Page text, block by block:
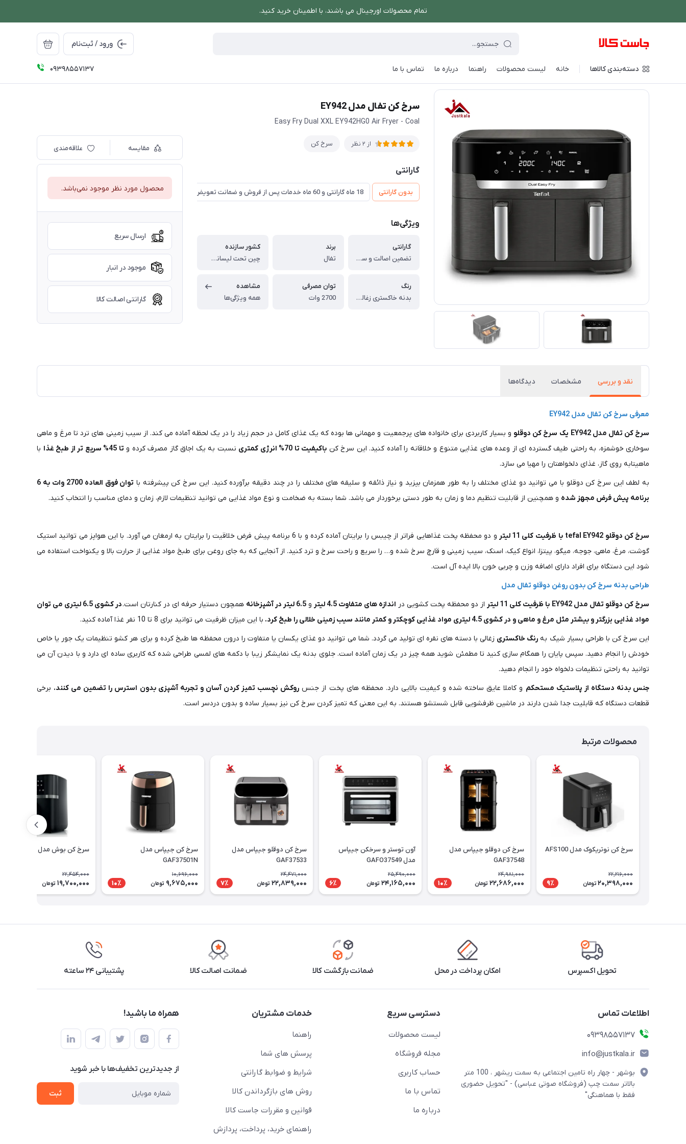
تمام محصولات اورجینال می باشند، با اطمینان خرید کنید.
ورود / ثبت‌نام
دسته‌بندی کالاها خانه لیست محصولات راهنما درباره ما تماس با ما 09398557137
فروشگاه اینترنتی جاست کالا پخت و پز سرخ کن سرخ کن تفال مدل EY942
سرخ کن تفال مدل EY942
Easy Fry Dual XXL EY942HG0 Air Fryer - Coal
از 2 نظر سرخ کن
گارانتی
بدون گارانتی 18 ماه گارانتی و 60 ماه خدمات پس از فروش و ضمانت تعویض
ویژگی‌ها
گارانتی
تضمین اصالت و سلامت کالا (اورجینال)
برند
تفال
کشور سازنده
چین تحت لیسانس فرانسه
رنگ
بدنه خاکستری زغالی ، دسته های نقره ای
توان مصرفی
2700 وات
مشاهده
همه ویژگی‌ها
مقایسه علاقه‌مندی
محصول مورد نظر موجود نمی‌باشد.
ارسال سریع
موجود در انبار
گارانتی اصالت کالا
نقد و بررسی مشخصات دیدگاه‌ها
معرفی سرخ کن تفال مدل EY942
سرخ کن تفال مدل EY942
یک سرخ کن دوقلو و بسیار کاربردی برای خانواده های پرجمعیت و مهمانی ها بوده که یک غذای کامل در حجم زیاد را در یک لحظه آماده می کند. از سیب‌ زمینی‌ های ترد تا مرغ و ماهی
سوخاری خوشمزه، به راحتی طیف گسترده‌ ای از وعده‌ های غذایی متنوع و خلاقانه را آماده کنید. این سرخ کن باکیفیت تا 70% انرژی کمتری نسبت به یک اجاق گاز مصرف کرده و تا 45% سریع تر از طبخ غذا
با
ماهیتابه روی گاز، غذای دلخواهتان را مهیا می سازد.
به لطف این سرخ کن دوقلو با می توانید دو غذای مختلف را به طور همزمان بپزید و نیاز ذائقه و سلیقه های مختلف را در چند دقیقه برآورده کنید. این سرخ کن پیشرفته با توان فوق العاده 2700 وات
به 6
برنامه پیش فرض مجهز شده و همچنین از قابلیت تنظیم دما و زمان به طور دستی برخوردار می باشد. شما بسته به ضخامت و نوع مواد غذایی می توانید تنظیمات لازم، زمان و دمای مناسب را انتخاب کنید.
سرخ کن دوقلو tefal EY942 با ظرفیت کلی 11 لیتر
و دو محفظه پخت غذاهایی فراتر از چیبس را برایتان آماده کرده و با 6 برنامه پیش فرض خلاقیت را برایتان به ارمغان می آورد. با این هواپز می توانید استیک
گوشت، مرغ، ماهی، جوجه، میگو، پیتزا، انواع کیک، اسنک، سیب زمینی و قارچ سرخ شده و… را سریع و راحت سرخ و ترد کنید. از آنجایی که به جای روغن برای طبخ مواد غذایی از حرارت بالا و یکنواخت استفاده می
شود این دستگاه برای افراد دارای اضافه وزن و چربی خون بالا ایده آل است.
طراحی بدنه سرخ کن بدون روغن دوقلو تفال مدل
سرخ کن دوقلو تفال مدل EY942
با ظرفیت کلی 11 لیتر از دو محفظه پخت کشویی در اندازه های متفاوت 4.5 لیتر و 6.5 لیتر در آشپزخانه همچون دستیار حرفه ای در کنارتان است.
در کشوی 6.5 لیتری می توان
مواد غذایی بزرگتر و بیشتر مثل مرغ و ماهی و در کشوی 4.5 لیتری مواد غذایی کوچکتر و کمتر مانند سیب زمینی خلالی را طبخ کرد.
با این میزان ظرفیت می توانید برای 8 تا 10 نفر غذا آماده کنید.
این سرخ کن با طراحی بسیار شیک به رنگ خاکستری زغالی با دسته های نقره ای تولید می گردد. شما می توانید دو غذای یکسان یا متفاوت را درون محفظه ها طبخ کرده و برای هر کشو تنظیمات یک جور یا خاص
خودش را انجام دهید. سپس پایان را همگام سازی کنید تا مطمئن شوید همه چیز در یک زمان آماده است. جلوی بدنه یک نمایشگر زیبا با دکمه های لمسی طراحی شده که کاربری ساده ای دارد و با دیدن آن می
توانید به راحتی تنظیمات دلخواه خود را انجام دهید.
جنس بدنه دستگاه از پلاستیک مستحکم و کاملا عایق ساخته شده و کیفیت بالایی دارد. محفظه های پخت از جنس روکش نچسب تمیز کردن آسان و تجربه آشپزی بدون استرس را تضمین می کنند. برخی
قطعات دستگاه که قابلیت جدا شدن دارند در ماشین ظرفشویی قابل شستشو هستند. به این معنی که تمیز کردن سرخ کن نیز بسیار ساده و بدون دردسر است.
محصولات مرتبط
سرخ کن نوتریکوک مدل AFS100
22,216,000
20,398,000 تومان 9٪
سرخ کن دوقلو جیپاس مدل
GAF37548
24,981,000
22,686,000 تومان 10٪
آون توستر و سرخکن جیپاس
مدل GAFO37549
25,490,000
24,165,000 تومان 6٪
سرخ کن دوقلو جیپاس مدل
GAF37533
24,471,000
22,839,000 تومان 7٪
سرخ کن جیپاس مدل
GAF37501N
10,696,000
9,675,000 تومان 10٪
سرخ کن بوش مدل MAF462B0
22,454,000
19,700,000 تومان
تحویل اکسپرس امکان پرداخت در محل ضمانت بازگشت کالا ضمانت اصالت کالا پشتیبانی ۲۴ ساعته
اطلاعات تماس
09398557137
info@justkala.ir
بوشهر - چهار راه تامین اجتماعی به سمت ریشهر ، 100 متر
بالاتر سمت چپ (فروشگاه صوتی عباسی) - "تحویل حضوری
فقط با هماهنگی"
دسترسی سریع
لیست محصولات
مجله فروشگاه
حساب کاربری
تماس با ما
درباره ما
خدمات مشتریان
راهنما
پرسش های شما
شرایط و ضوابط گارانتی
روش های بازگرداندن کالا
قوانین و مقررات جاست کالا
راهنمای خرید، پرداخت، پردازش
همراه ما باشید!
از جدید‌ترین تخفیف‌ها با‌ خبر شوید
ثبت